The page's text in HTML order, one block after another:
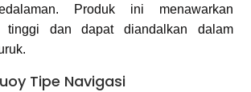
Produk ini menawarkan
tinggi dan dapat diandalkan dalam
Tipe Navigasi